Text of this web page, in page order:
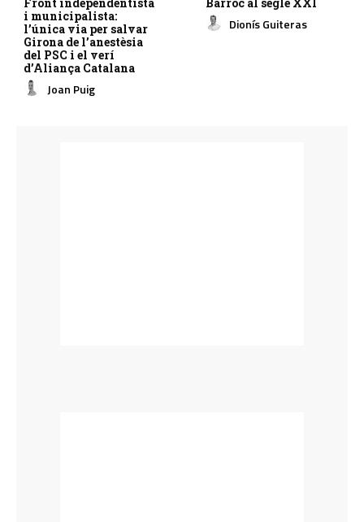
Front independentista
i municipalista:
l’única via per salvar
Girona de l’anestèsia
del PSC i el verí
d’Aliança Catalana
Joan Puig
Barroc al segle XXI
Dionís Guiteras